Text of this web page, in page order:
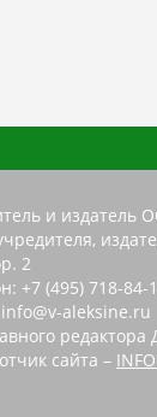
и издатель
2
+7 (495) 718-84-
aleksine.ru
редактора
сайта –